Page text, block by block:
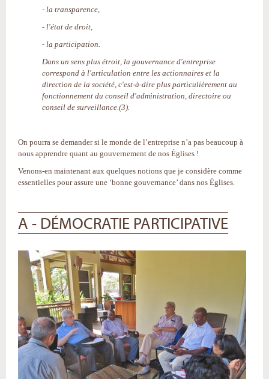
- la transparence,
- l'état de droit,
- la participation.
Dans un sens plus étroit, la gouvernance d'entreprise
correspond à l'articulation entre les actionnaires et la
direction de la société, c'est-à-dire plus particulièrement au
fonctionnement du conseil d'administration, directoire ou
conseil de surveillance.(3).
On pourra se demander si le monde de l’entreprise n’a pas beaucoup à
nous apprendre quant au gouvernement de nos Églises !
Venons-en maintenant aux quelques notions que je considère comme
essentielles pour assure une ‘bonne gouvernance’ dans nos Églises.
A - DÉMOCRATIE PARTICIPATIVE